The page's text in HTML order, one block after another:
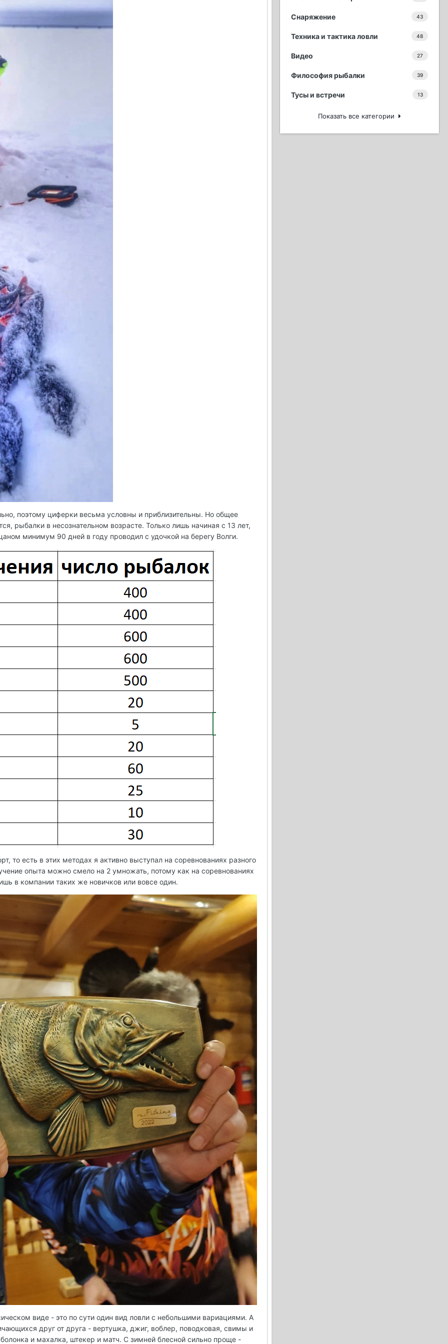
поэтому циферки весьма условны и приблизительны. Но общее
рыбалки в несознательном возрасте. Только лишь начиная с 13 лет,
минимум 90 дней в году проводил с удочкой на берегу Волги.
то есть в этих методах я активно выступал на соревнованиях разного
опыта можно смело на 2 умножать, потому как на соревнованиях
в компании таких же новичков или вовсе один.
виде - это по сути один вид ловли с небольшими вариациями. А
друг от друга - вертушка, джиг, воблер, поводковая, свимы и
и махалка, штекер и матч. С зимней блесной сильно проще -
43
Снаряжение
48
Техника и тактика ловли
27
Видео
39
Философия рыбалки
13
Тусы и встречи
Показать все категории